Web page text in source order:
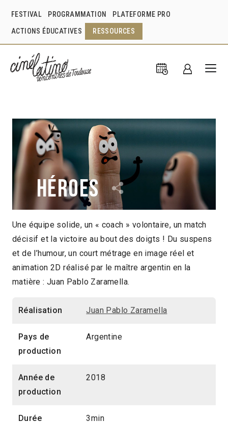
FESTIVAL PROGRAMMATION PLATEFORME PRO
ACTIONS ÉDUCATIVES RESSOURCES
Héroes
Juan Pablo Zaramella Argentine
2018
2019 > Imaginaires animés
2019 > Jeune Public
Une équipe solide, un « coach » volontaire, un match
décisif et la victoire au bout des doigts ! Du suspens
et de l’humour, un court métrage en image réel et
animation 2D réalisé par le maître argentin en la
matière : Juan Pablo Zaramella.
Réalisation Juan Pablo Zaramella
Pays de
production
Argentine
Année de
production
2018
Durée 3min